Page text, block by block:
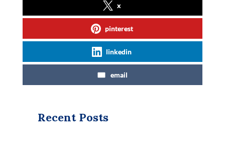
x
pinterest
linkedin
email
Recent Posts